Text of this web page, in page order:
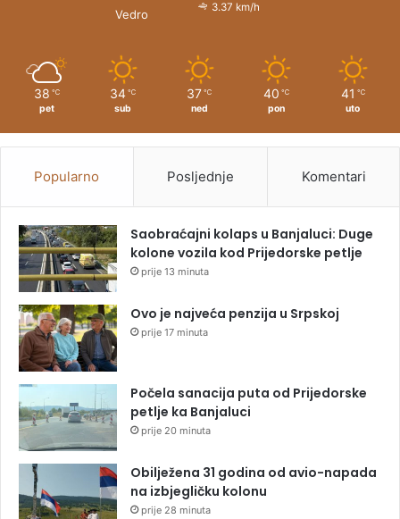
Vedro
3.37 km/h
38 ℃
pet
34 ℃
sub
37 ℃
ned
40 ℃
pon
41 ℃
uto
Popularno Posljednje Komentari
Saobraćajni kolaps u Banjaluci: Duge
kolone vozila kod Prijedorske petlje
prije 13 minuta
Ovo je najveća penzija u Srpskoj
prije 17 minuta
Počela sanacija puta od Prijedorske
petlje ka Banjaluci
prije 20 minuta
Obilježena 31 godina od avio-napada
na izbjegličku kolonu
prije 28 minuta